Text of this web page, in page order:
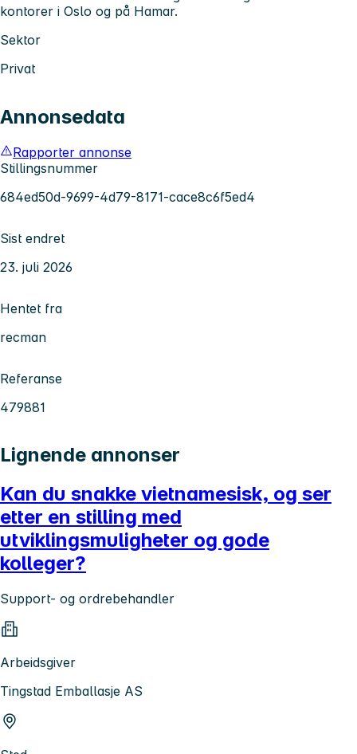
kontorer i Oslo og på Hamar.
Sektor
Privat
Annonsedata
Rapporter annonse
Stillingsnummer
684ed50d-9699-4d79-8171-cace8c6f5ed4
Sist endret
23. juli 2026
Hentet fra
recman
Referanse
479881
Lignende annonser
Kan du snakke vietnamesisk, og ser
etter en stilling med
utviklingsmuligheter og gode
kolleger?
Support- og ordrebehandler
Arbeidsgiver
Tingstad Emballasje AS